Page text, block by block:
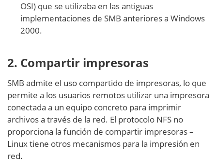
OSI) que se utilizaba en las antiguas
implementaciones de SMB anteriores a Windows
2000.
2. Compartir impresoras
SMB admite el uso compartido de impresoras, lo que
permite a los usuarios remotos utilizar una impresora
conectada a un equipo concreto para imprimir
archivos a través de la red. El protocolo NFS no
proporciona la función de compartir impresoras –
Linux tiene otros mecanismos para la impresión en
red.